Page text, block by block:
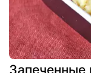
Запеченные